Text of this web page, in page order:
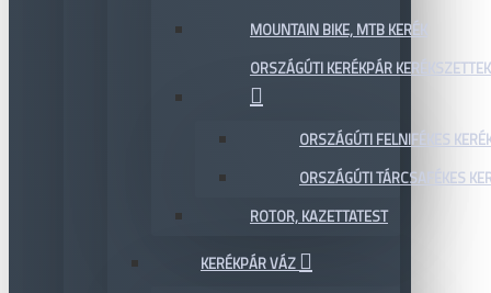
MOUNTAIN BIKE, MTB KERÉK
ORSZÁGÚTI KERÉKPÁR KERÉKSZETTEK
ORSZÁGÚTI FELNIFÉKES
ORSZÁGÚTI TÁRCSAFÉKES
ROTOR, KAZETTATEST
KERÉKPÁR VÁZ